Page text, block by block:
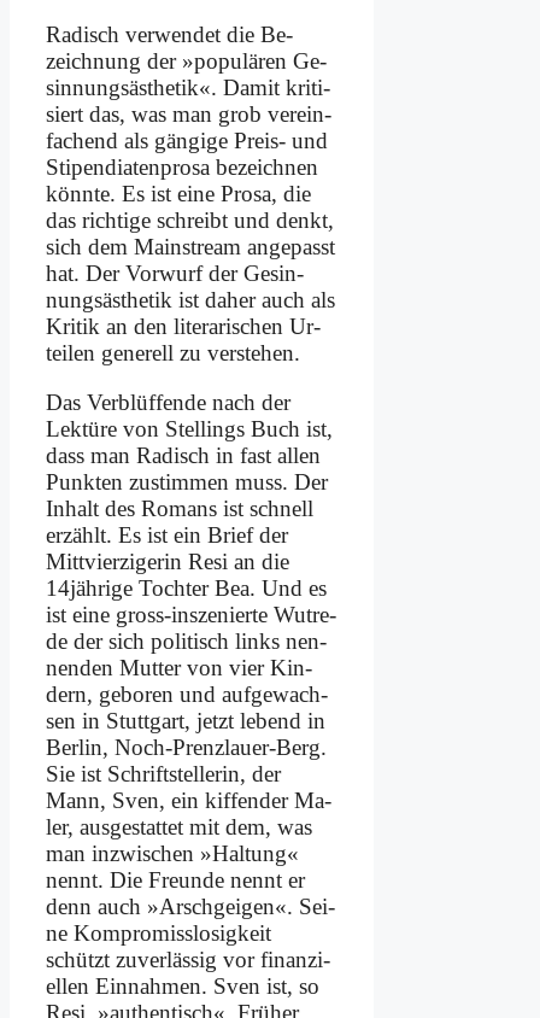
Ra­disch ver­wen­det die Be­
zeich­nung der »po­pu­lä­ren Ge­
sin­nungs­äs­the­tik«. Da­mit kri­ti­
siert das, was man grob ver­ein­
fa­chend als gän­gi­ge Preis- und
Sti­pen­dia­ten­pro­sa be­zeich­nen
könn­te. Es ist ei­ne Pro­sa, die
das rich­ti­ge schreibt und denkt,
sich dem Main­stream an­ge­passt
hat. Der Vor­wurf der Ge­sin­
nungs­äs­the­tik ist da­her auch als
Kri­tik an den li­te­ra­ri­schen Ur­
tei­len ge­ne­rell zu ver­ste­hen.
Das Ver­blüf­fen­de nach der
Lek­tü­re von Stel­lings Buch ist,
dass man Ra­disch in fast al­len
Punk­ten zu­stim­men muss. Der
In­halt des Ro­mans ist schnell
er­zählt. Es ist ein Brief der
Mitt­vier­zi­ge­rin Re­si an die
14jährige Toch­ter Bea. Und es
ist ei­ne gross-in­sze­nier­te Wut­re­
de der sich po­li­tisch links nen­
nen­den Mut­ter von vier Kin­
dern, ge­bo­ren und auf­ge­wach­
sen in Stutt­gart, jetzt le­bend in
Ber­lin, Noch-Prenz­lau­er-Berg.
Sie ist Schrift­stel­le­rin, der
Mann, Sven, ein kif­fen­der Ma­
ler, aus­ge­stat­tet mit dem, was
man in­zwi­schen »Hal­tung«
nennt. Die Freun­de nennt er
denn auch »Arsch­gei­gen«. Sei­
ne Kom­pro­miss­lo­sig­keit
schützt zu­ver­läs­sig vor fi­nan­zi­
el­len Ein­nah­men. Sven ist, so
Re­si, »au­then­tisch«. Frü­her